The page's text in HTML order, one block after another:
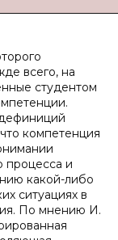
всего, на
студентом
компетенция
процесса и
какой-либо
ситуациях в
По мнению И.